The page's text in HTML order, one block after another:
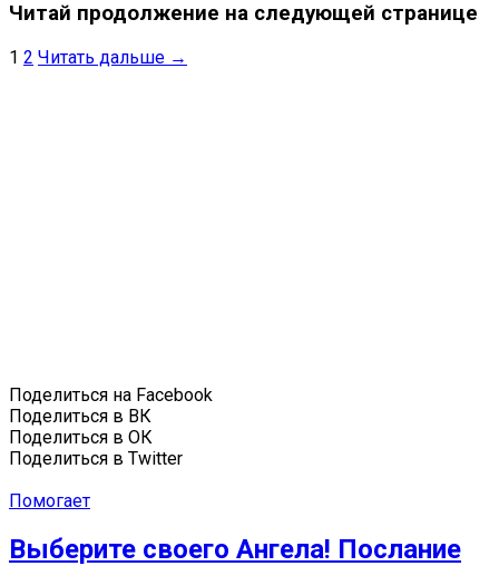
Читай продолжение на следующей странице
1 2 Читать дальше →
Поделиться на Facebook
Поделиться в ВК
Поделиться в ОК
Поделиться в Twitter
Помогает
Выберите своего Ангела! Послание